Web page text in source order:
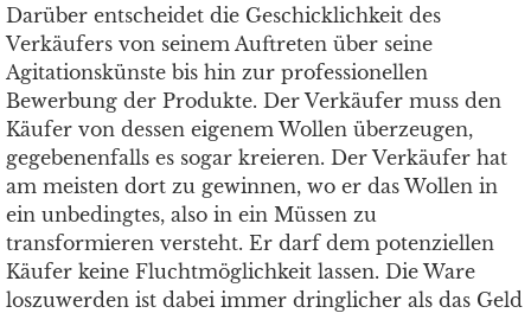
Darüber entscheidet die Geschicklichkeit des
Verkäufers von seinem Auftreten über seine
Agitationskünste bis hin zur professionellen
Bewerbung der Produkte. Der Verkäufer muss den
Käufer von dessen eigenem Wollen überzeugen,
gegebenenfalls es sogar kreieren. Der Verkäufer hat
am meisten dort zu gewinnen, wo er das Wollen in
ein unbedingtes, also in ein Müssen zu
transformieren versteht. Er darf dem potenziellen
Käufer keine Fluchtmöglichkeit lassen. Die Ware
loszuwerden ist dabei immer dringlicher als das Geld